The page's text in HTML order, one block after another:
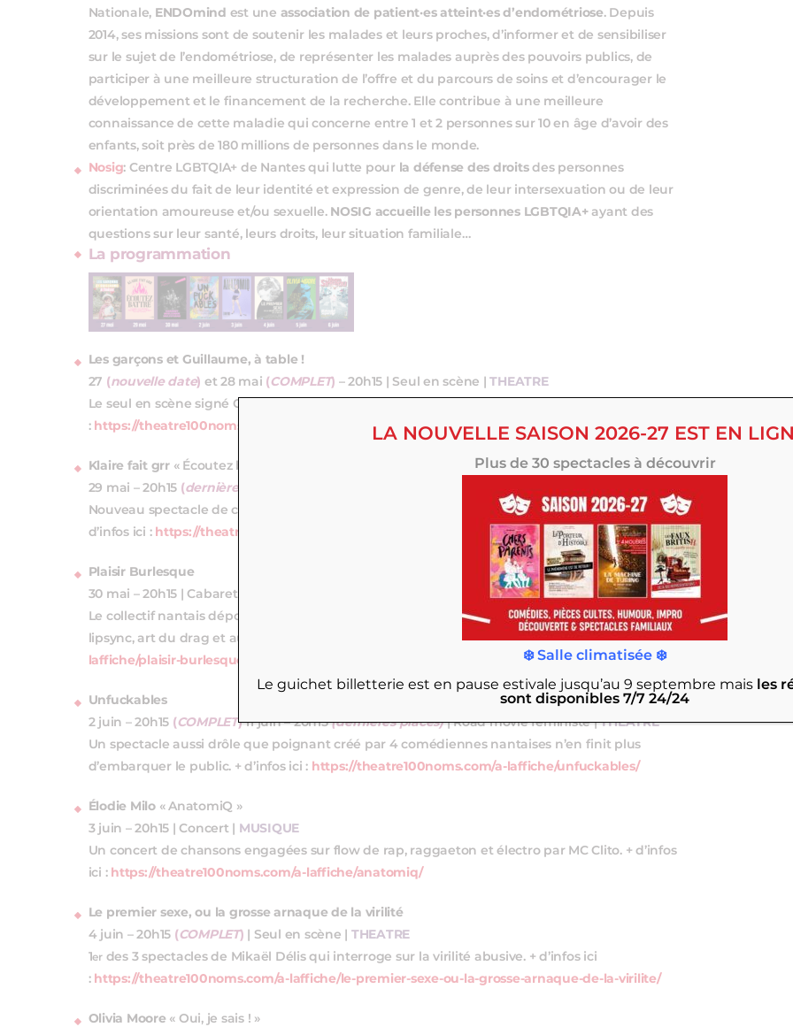
Nationale, ENDOmind est une association de patient·es atteint·es d’endométriose. Depuis
2014, ses missions sont de soutenir les malades et leurs proches, d’informer et de sensibiliser
sur le sujet de l’endométriose, de représenter les malades auprès des pouvoirs publics, de
participer à une meilleure structuration de l’offre et du parcours de soins et d’encourager le
développement et le financement de la recherche. Elle contribue à une meilleure
connaissance de cette maladie qui concerne entre 1 et 2 personnes sur 10 en âge d’avoir des
enfants, soit près de 180 millions de personnes dans le monde.
Nosig: Centre LGBTQIA+ de Nantes qui lutte pour la défense des droitsdes personnes
discriminées du fait de leur identité et expression de genre, de leur intersexuation ou de leur
orientation amoureuse et/ou sexuelle. NOSIG accueille les personnes LGBTQIA+ayant des
questions sur leur santé, leurs droits, leur situation familiale…
La programmation
Les garçons et Guillaume, à table !
27 (nouvelle date) et 28 mai (COMPLET) – 20h15 | Seul en scène |THEATRE
Le seul en scène signé Guillaume Gallienne, une sorte de coming out à l’envers. + d’infos ici
: https://theatre100noms.com/a-laffiche/les-garcons-et-guillaume-a-table/
Klaire fait grr« Écoutez battre »
29 mai – 20h15 (dernières places
Nouveau spectacle de chansons pas chantées de la « Anne Sylvestre » nouvelle génération. +
d’infos ici : https://theatre100noms.com/a-laffiche/klaire-fait-grr-nouveau-spectacle/
Plaisir Burlesque
30 mai – 20h15 | Cabaret burlesque et multiforme pour public adulte et averti |CABARET
Le collectif nantais dépoussière l’image du cabaret : effeuillage, strip-tease, performances,
lipsync, art du drag et autres surprises ! + d’infos ici :
https://theatre100noms.com/a-
laffiche/plaisir-burlesque/
Unfuckables
2 juin – 20h15 (COMPLET)11 juin – 20h15(dernières places)| Road movie féministe |THEATRE
Un spectacle aussi drôle que poignant créé par 4 comédiennes nantaises n’en finit plus
d’embarquer le public. + d’infos ici : https://theatre100noms.com/a-laffiche/unfuckables/
Élodie Milo« AnatomiQ »
3 juin – 20h15 | Concert |
MUSIQUE
Un concert de chansons engagées sur flow de rap, raggaeton et électro par MC Clito. + d’infos
ici : https://theatre100noms.com/a-laffiche/anatomiq/
Le premier sexe, ou la grosse arnaque de la virilité
4 juin – 20h15 (COMPLET) | Seul en scène | THEATRE
1erdes 3 spectacles de Mikaël Délis qui interroge sur la virilité abusive. + d’infos ici
: https://theatre100noms.com/a-laffiche/le-premier-sexe-ou-la-grosse-arnaque-de-la-virilite/
Olivia Moore « Oui, je sais ! »
LA NOUVELLE SAISON 2026-27 EST EN
Plus de 30 spectacles à découvrir
❄️ Salle climatisée ❄️
Le guichet billetterie est en pause estivale jusqu’au 9 septembre maisles
sont disponibles 7/7 24/24